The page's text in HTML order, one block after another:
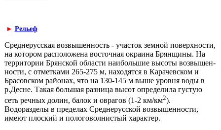
► Рельеф
Среднерусская возвышенность - участок земной поверхности,
на котором расположена восточная окраина Брянщины. На
территории Брянской области наибольшие высоты возвышен­
ности, с отметками 265-275 м, находятся в Карачевском и
Брасовском районах, что на 130-145 м выше уровня воды в
р.Десне. Такая боль­шая разница высот определила густую
сеть речных долин, балок и ов­рагов (1-2 км/км2).
Водоразделы в пределах Среднерусской возвышен­ности,
имеют плоский и пологоволнистый характер.